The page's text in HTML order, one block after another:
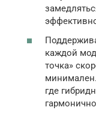
каждой
точка»
где